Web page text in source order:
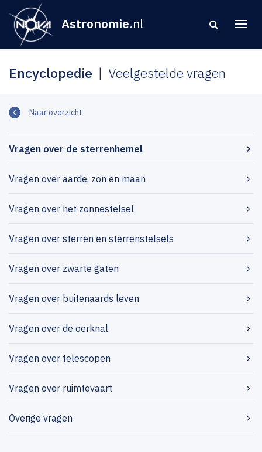
Astronomie.nl
Encyclopedie Veelgestelde vragen
Naar overzicht
Vragen over de sterrenhemel
Vragen over aarde, zon en maan
Vragen over het zonnestelsel
Vragen over sterren en sterrenstelsels
Vragen over zwarte gaten
Vragen over buitenaards leven
Vragen over de oerknal
Vragen over telescopen
Vragen over ruimtevaart
Overige vragen